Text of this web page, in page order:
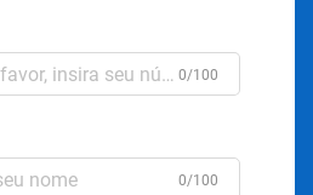
0/100
0/100